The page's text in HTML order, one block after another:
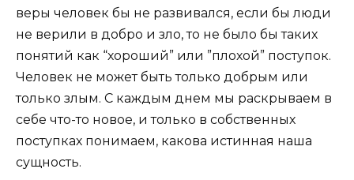
веры человек бы не развивался, если бы люди
не верили в добро и зло, то не было бы таких
понятий как “хороший” или ”плохой” поступок.
Человек не может быть только добрым или
только злым. С каждым днем мы раскрываем в
себе что-то новое, и только в собственных
поступках понимаем, какова истинная наша
сущность.